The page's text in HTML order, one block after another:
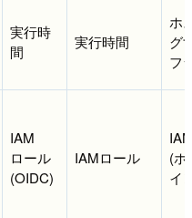
実行時
間
実行時間
ホ
グ
フ
IAM
ロール
(OIDC)
IAMロール
(ホ
イ